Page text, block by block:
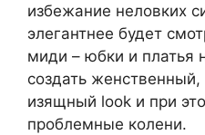
избежание неловких
элегантнее будет
миди – юбки и платья
создать
изящный look и при
проблемные колени.